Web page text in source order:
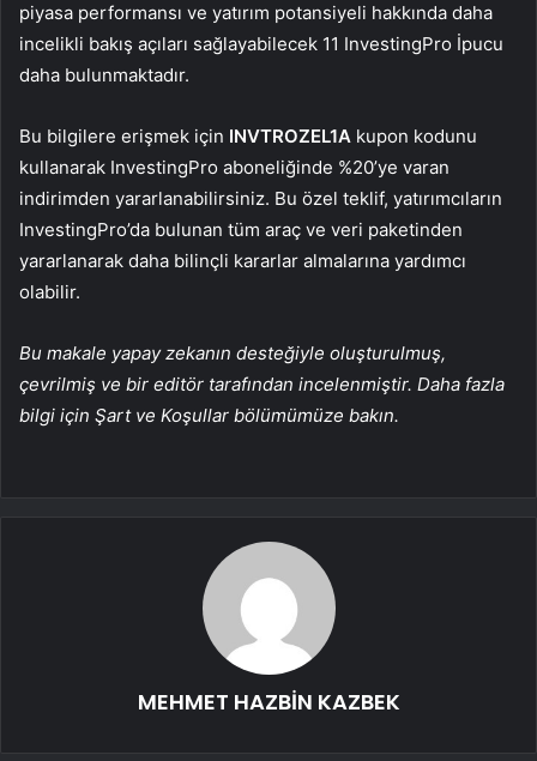
piyasa performansı ve yatırım potansiyeli hakkında daha
incelikli bakış açıları sağlayabilecek 11 InvestingPro İpucu
daha bulunmaktadır.
Bu bilgilere erişmek için INVTROZEL1A kupon kodunu
kullanarak InvestingPro aboneliğinde %20’ye varan
indirimden yararlanabilirsiniz. Bu özel teklif, yatırımcıların
InvestingPro’da bulunan tüm araç ve veri paketinden
yararlanarak daha bilinçli kararlar almalarına yardımcı
olabilir.
Bu makale yapay zekanın desteğiyle oluşturulmuş,
çevrilmiş ve bir editör tarafından incelenmiştir. Daha fazla
bilgi için Şart ve Koşullar bölümümüze bakın.
MEHMET HAZBİN KAZBEK